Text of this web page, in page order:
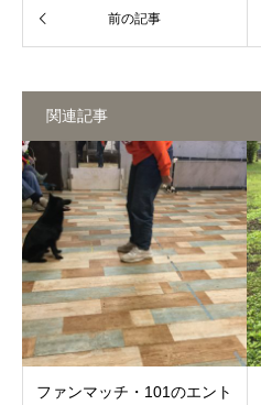
関連記事
ファンマッチ・101のエント